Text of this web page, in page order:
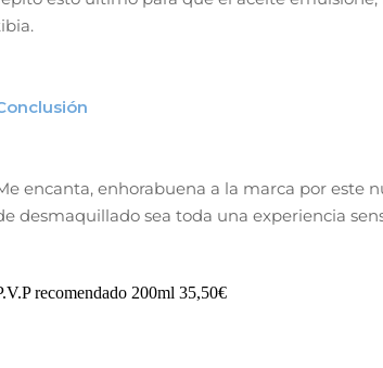
encanta, enhorabuena a la marca por este
desmaquillado sea toda una experiencia
recomendado 200ml 35,50€